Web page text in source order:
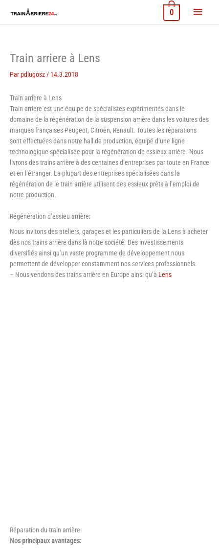
contenu
Menu
0
Train arriere à Lens
Par pdlugosz / 14.3.2018
Train arriere à Lens
Train arriere est une équipe de spécialistes expérimentés dans le
domaine de la régénération de la suspension arrière dans les voitures des
marques françaises Peugeot, Citroën, Renault. Toutes les réparations
sont effectuées dans notre hall de production, équipé d’une ligne
technologique spécialisée pour la régénération de essieux arrière. Nous
livrons des trains arrière à des centaines d’entreprises par toute en France
et en l’étranger. La plupart des entreprises spécialisées dans la
régénération de le train arrière utilisent des essieux prêts à l’emploi de
notre production.
Régénération d’essieu arrière:
Nous invitons des ateliers, garages et les particuliers de la Lens à acheter
dès nos trains arrière dans là notre société. Des investissements
diversifiés ainsi qu’un vaste programme de développement nous
permettent de développer constamment nos services professionnels.
– Nous vendons des trains arrière en Europe ainsi qu’à Lens
Réparation du train arrière:
Nos principaux avantages: